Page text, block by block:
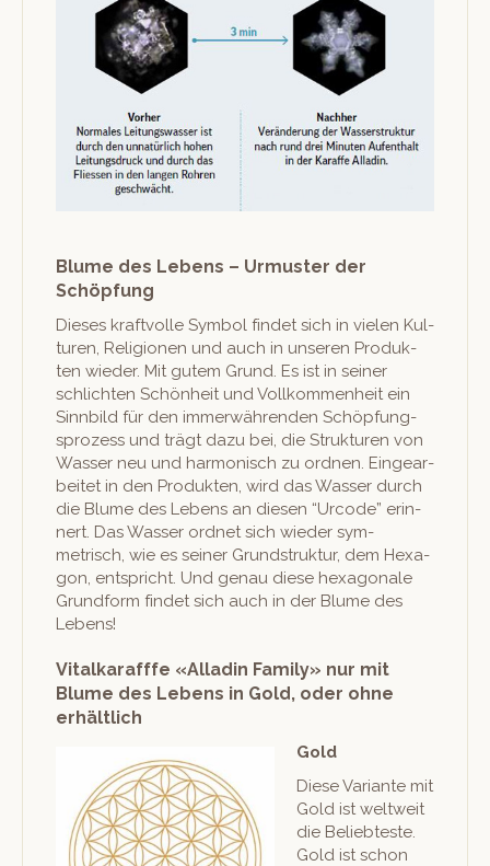
Blume des Lebens – Urmuster der
Schöpfung
Dieses kraftvolle Sym­bol find­et sich in vie­len Kul­
turen, Reli­gio­nen und auch in unseren Pro­duk­
ten wieder. Mit gutem Grund. Es ist in sein­er
schlicht­en Schön­heit und Vol­lkom­men­heit ein
Sinnbild für den immer­währen­den Schöp­fung­
sprozess und trägt dazu bei, die Struk­turen von
Wass­er neu und har­monisch zu ord­nen. Eingear­
beit­et in den Pro­duk­ten, wird das Wass­er durch
die Blume des Lebens an diesen “Urcode” erin­
nert. Das Wass­er ord­net sich wieder sym­
metrisch, wie es sein­er Grund­struk­tur, dem Hexa­
gon, entspricht. Und genau diese hexag­o­nale
Grund­form find­et sich auch in der Blume des
Lebens!
Vitalkarafffe «Alladin Family» nur mit
Blume des Lebens in Gold, oder ohne
erhältlich
Gold
Diese Vari­ante mit
Gold ist weltweit
die Beliebteste.
Gold ist schon